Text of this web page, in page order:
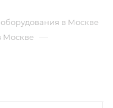
в Москве
Москве —